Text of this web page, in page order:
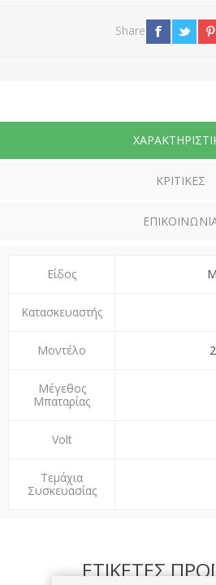
Share
ΚΡΙΤΙΚΈΣ
Είδος
Κατασκευαστής
Μοντέλο
Μέγεθος
Μπαταρίας
Volt
Τεμάχια
Συσκευασίας
ΕΤΙΚΈΤΕΣ